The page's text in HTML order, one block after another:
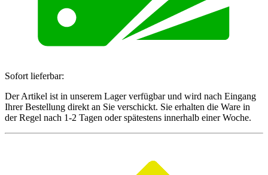
Sofort lieferbar:
Der Artikel ist in unserem Lager verfügbar und wird nach Eingang
Ihrer Bestellung direkt an Sie verschickt. Sie erhalten die Ware in
der Regel nach 1-2 Tagen oder spätestens innerhalb einer Woche.